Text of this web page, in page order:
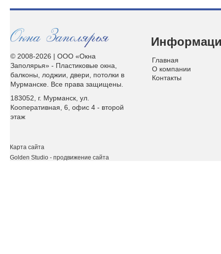
© 2008-2026 | ООО «Окна
Заполярья» - Пластиковые окна,
балконы, лоджии, двери, потолки в
Мурманске. Все права защищены.
183052, г. Мурманск, ул.
Кооперативная, 6, офис 4 - второй
этаж
Главная
О компании
Контакты
Карта сайта
Golden Studio - продвижение сайта